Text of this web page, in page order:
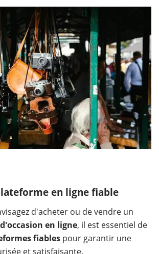
en ligne fiable
d'acheter ou de vendre un
en ligne, il est essentiel de
fiables pour garantir une
et satisfaisante.